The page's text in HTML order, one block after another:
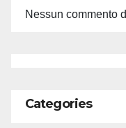
Nessun commento
Categories